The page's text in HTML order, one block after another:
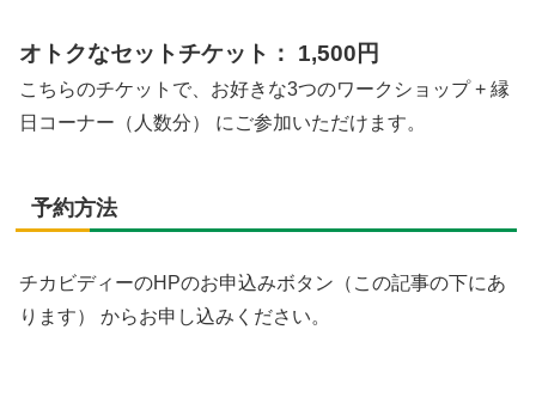
オトクなセットチケット： 1,500円
こちらのチケットで、お好きな3つのワークショップ + 縁
日コーナー（人数分） にご参加いただけます。
予約方法
チカビディーのHPのお申込みボタン（この記事の下にあ
ります） からお申し込みください。